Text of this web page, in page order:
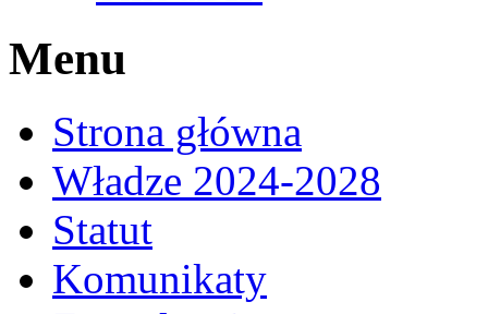
Menu
Strona główna
Władze 2024-2028
Statut
Komunikaty